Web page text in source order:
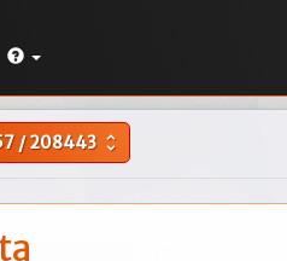
/208443 unfold_more